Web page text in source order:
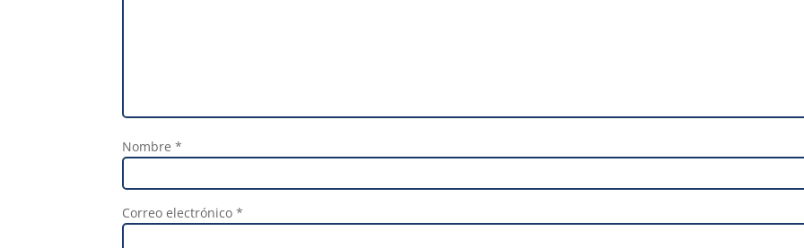
Nombre *
Correo electrónico *